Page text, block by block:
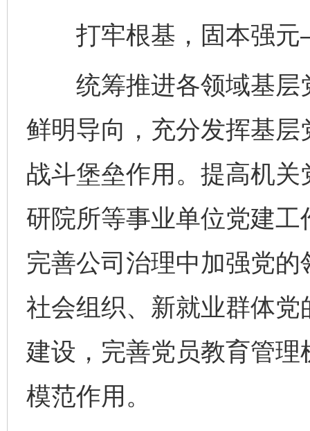
打牢根基，固本强
统筹推进各领域基层
鲜明导向，充分发挥基
战斗堡垒作用。提高机
研院所等事业单位党建
完善公司治理中加强党
社会组织、新就业群体
建设，完善党员教育管
模范作用。